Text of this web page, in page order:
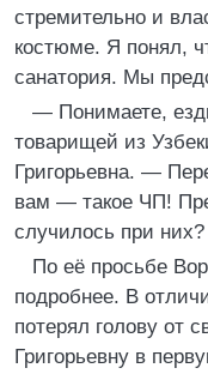
стремительно и
костюме. Я понял,
санатория. Мы
— Понимаете,
товарищей из
Григорьевна. —
вам — такое ЧП!
случилось при них?
По её просьбе
подробнее. В
потерял голову от
Григорьевну в